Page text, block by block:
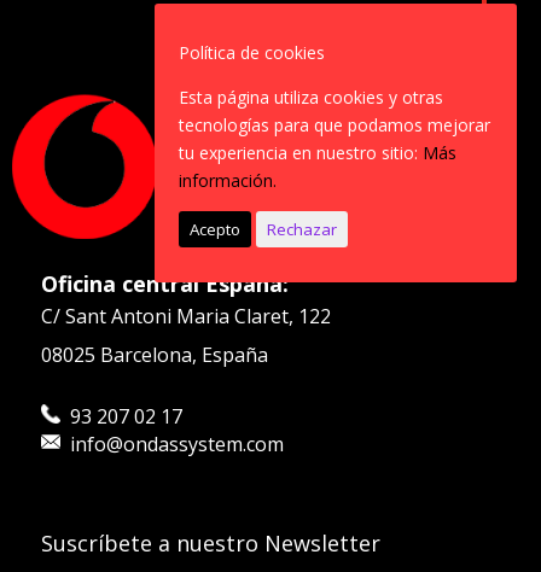
Oficina central España:
C/ Sant Antoni Maria Claret, 122
08025 Barcelona, España
93 207 02 17
info@ondassystem.com
Suscríbete a nuestro Newsletter
Política de cookies
Esta página utiliza cookies y otras
tecnologías para que podamos mejorar
tu experiencia en nuestro sitio: Más
información.
Acepto Rechazar